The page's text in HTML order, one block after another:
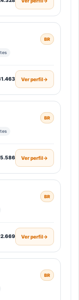
BR
Ver perfil→
BR
5.586 Ver perfil→
BR
Ver perfil→
BR